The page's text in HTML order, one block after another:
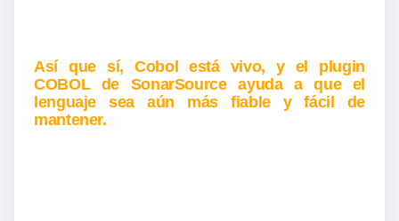
Así que sí, Cobol está vivo, y el plugin
COBOL de SonarSource ayuda a que el
lenguaje sea aún más fiable y fácil de
mantener.